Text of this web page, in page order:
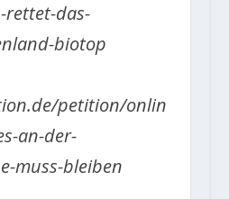
rettet-das-
biotop
petition/onlin
an-der-
muss-bleiben